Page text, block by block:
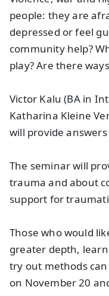
people: they are
depressed or feel
community help?
play? Are there
Victor Kalu (BA in
Katharina Kleine
will provide
The seminar will
trauma and about
support for
Those who would
greater depth,
try out methods
on November 20